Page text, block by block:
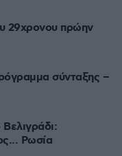
29χρονου πρώην
σύνταξης –
Ρωσία